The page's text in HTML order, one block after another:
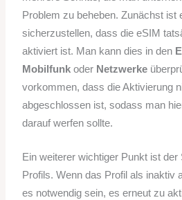
Problem zu beheben. Zunächst ist
sicherzustellen, dass die eSIM
aktiviert ist. Man kann dies in den
Mobilfunk oder Netzwerke
vorkommen, dass die Aktivierung
abgeschlossen ist, sodass man
darauf werfen sollte.
Ein weiterer wichtiger Punkt ist
Profils. Wenn das Profil als inaktiv
es notwendig sein, es erneut zu